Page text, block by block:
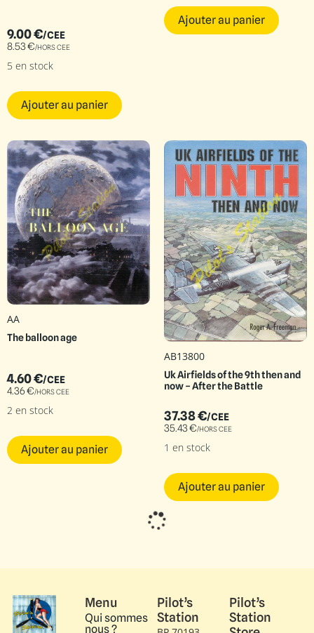
9.00€/CEE
8.53€/HORS CEE
5 en stock
Ajouter au panier
Ajouter au panier
AA
The balloon age
4.60€/CEE
4.36€/HORS CEE
2 en stock
Ajouter au panier
AB13800
Uk Airfields of the 9th then and
now – After the Battle
37.38€/CEE
35.43€/HORS CEE
1 en stock
Ajouter au panier